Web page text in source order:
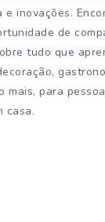
e inovações.
de
tudo que
mais, para
casa.